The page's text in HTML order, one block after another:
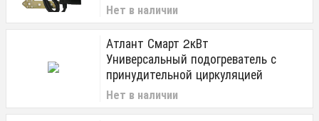
Нет в наличии
Атлант Смарт 2кВт
Универсальный подогреватель с
принудительной циркуляцией
Нет в наличии